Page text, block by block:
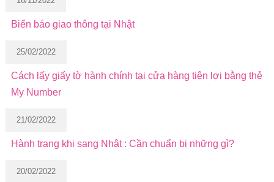
Biển báo giao thông tại Nhật
25/02/2022
Cách lấy giấy tờ hành chính tại cửa hàng tiện lợi bằng thẻ
My Number
21/02/2022
Hành trang khi sang Nhật : Cần chuẩn bị những gì?
20/02/2022